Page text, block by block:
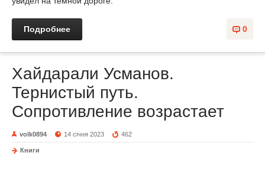
0
Подробнее
Хайдарали Усманов.
Тернистый путь.
Сопротивление возрастает
volk0894 14 січня 2023 462
Книги